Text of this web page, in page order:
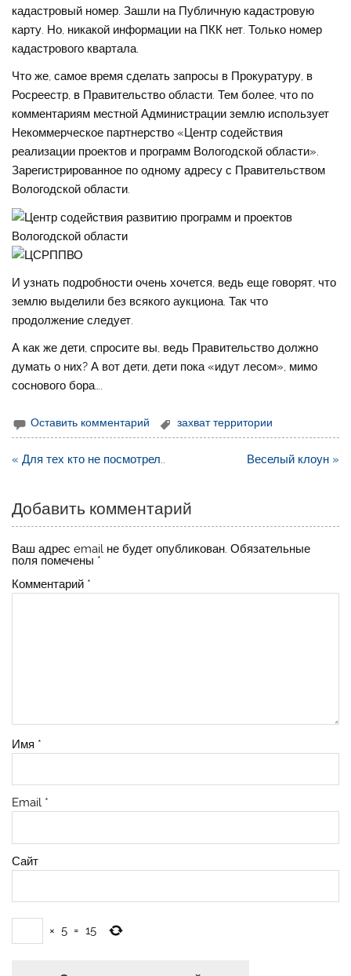
кадастровый номер. Зашли на Публичную кадастровую
карту. Но, никакой информации на ПКК нет. Только номер
кадастрового квартала.
Что же, самое время сделать запросы в Прокуратуру, в
Росреестр, в Правительство области. Тем более, что по
комментариям местной Администрации землю использует
Некоммерческое партнерство «Центр содействия
реализации проектов и программ Вологодской области».
Зарегистрированное по одному адресу с Правительством
Вологодской области.
И узнать подробности очень хочется, ведь еще говорят, что
землю выделили без всякого аукциона. Так что
продолжение следует.
А как же дети, спросите вы, ведь Правительство должно
думать о них? А вот дети, дети пока «идут лесом», мимо
соснового бора….
Оставить комментарий захват территории
Навигация
« Для тех кто не посмотрел.. Веселый клоун »
Добавить комментарий
Ваш адрес email не будет опубликован. Обязательные
поля помечены *
Комментарий *
Имя *
Email *
Сайт
× 5 = 15